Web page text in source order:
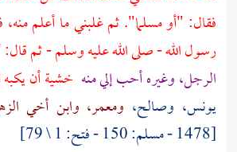
فقال: "أو مسلما". ثم غلبني ما أعلم منه،
رسول الله - صلى الله عليه وسلم - ثم قال:
الرجل، وغيره أحب إلي منه خشية أن يكبه
يونس، وصالح، ومعمر، وابن أخي
[1478 - مسلم: 150 - فتح: 1 \ 79]